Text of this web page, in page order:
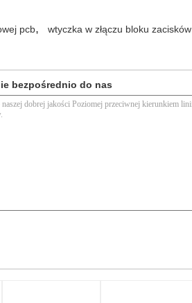
pcb, wtyczka w złączu bloku zacisków
bezpośrednio do nas